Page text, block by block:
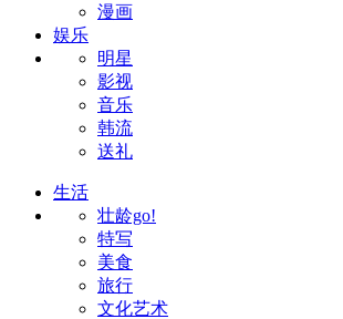
漫画
娱乐
明星
影视
音乐
韩流
送礼
生活
壮龄go!
特写
美食
旅行
文化艺术